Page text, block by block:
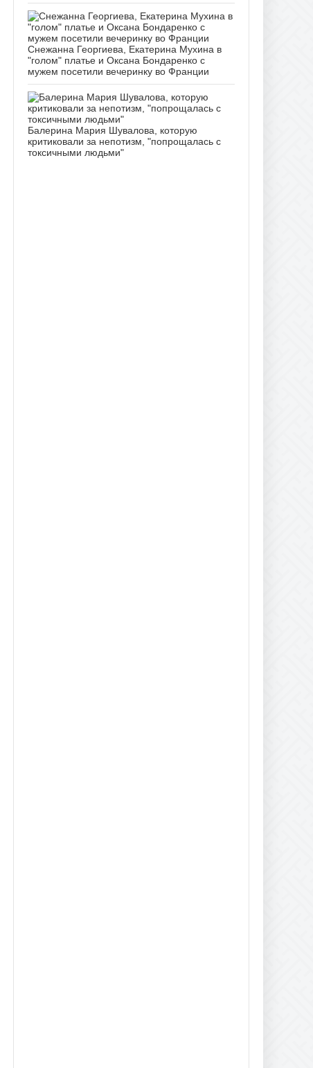
Снежанна Георгиева, Екатерина Мухина в
"голом" платье и Оксана Бондаренко с
мужем посетили вечеринку во Франции
Балерина Мария Шувалова, которую
критиковали за непотизм, "попрощалась с
токсичными людьми"